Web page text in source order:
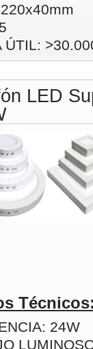
ÚTIL:
LED
24W